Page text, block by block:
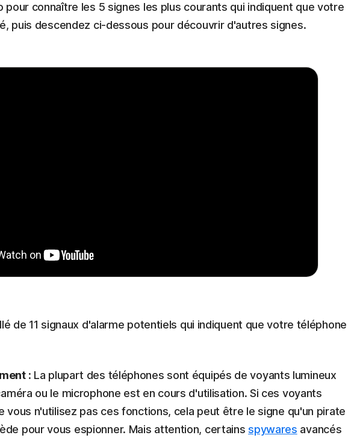
pour connaître les 5 signes les plus courants qui indiquent que votre
puis descendez ci-dessous pour découvrir d'autres signes.
de 11 signaux d'alarme potentiels qui indiquent que votre téléphone
: La plupart des téléphones sont équipés de voyants lumineux
ou le microphone est en cours d'utilisation. Si ces voyants
vous n'utilisez pas ces fonctions, cela peut être le signe qu'un pirate
pour vous espionner. Mais attention, certainsspywares avancés